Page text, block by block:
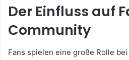
Der Einfluss auf
Community
Fans spielen eine große Rolle